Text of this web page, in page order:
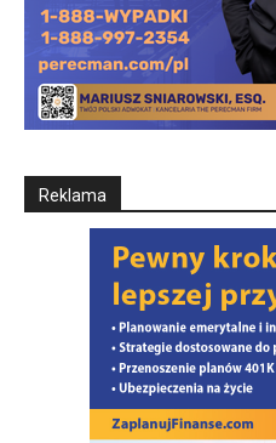
Reklama